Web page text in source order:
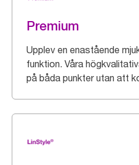
Premium
Upplev en enastående
funktion. Våra
på båda punkter utan att